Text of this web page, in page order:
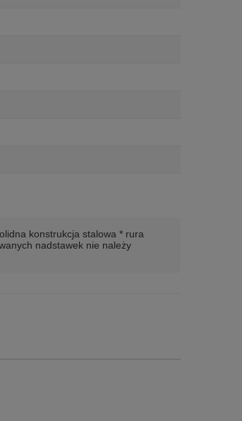
konstrukcja stalowa * rura
nadstawek nie należy